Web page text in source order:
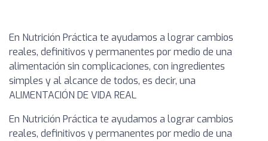
En Nutrición Práctica te ayudamos a lograr cambios
reales, definitivos y permanentes por medio de una
alimentación sin complicaciones, con ingredientes
simples y al alcance de todos, es decir, una
ALIMENTACIÓN DE VIDA REAL
En Nutrición Práctica te ayudamos a lograr cambios
reales, definitivos y permanentes por medio de una